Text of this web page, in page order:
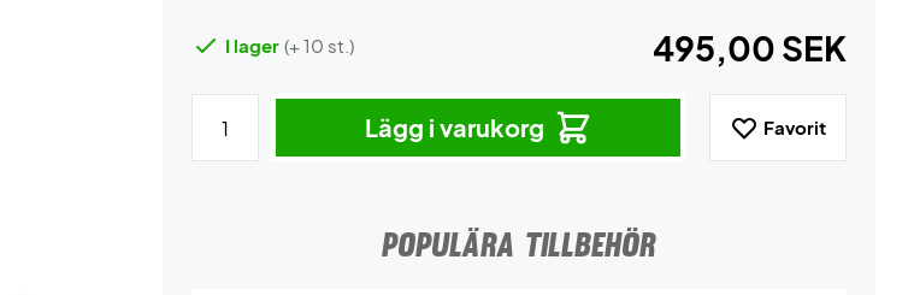
I lager (+ 10 st.) 495,00 SEK
Lägg i varukorg Favorit
POPULÄRA TILLBEHÖR